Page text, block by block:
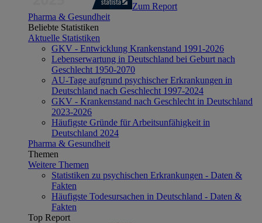
Zum Report
Pharma & Gesundheit
Beliebte Statistiken
Aktuelle Statistiken
GKV - Entwicklung Krankenstand 1991-2026
Lebenserwartung in Deutschland bei Geburt nach
Geschlecht 1950-2070
AU-Tage aufgrund psychischer Erkrankungen in
Deutschland nach Geschlecht 1997-2024
GKV - Krankenstand nach Geschlecht in Deutschland
2023-2026
Häufigste Gründe für Arbeitsunfähigkeit in
Deutschland 2024
Pharma & Gesundheit
Themen
Weitere Themen
Statistiken zu psychischen Erkrankungen - Daten &
Fakten
Häufigste Todesursachen in Deutschland - Daten &
Fakten
Top Report